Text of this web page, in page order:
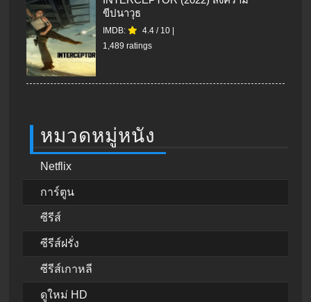
ขีปนาวุธ
IMDB: 4.4 / 10
1,489 ratings
หมวดหมู่หนัง
Netflix
การ์ตูน
ซีรีส์
ซีรีส์ฝรั่ง
ซีรีส์เกาหลี
ดูใหม่ HD